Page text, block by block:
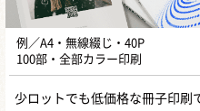
例／A4・無線綴じ・40P
100部・全部カラー印刷
少ロットでも低価格な冊子印刷